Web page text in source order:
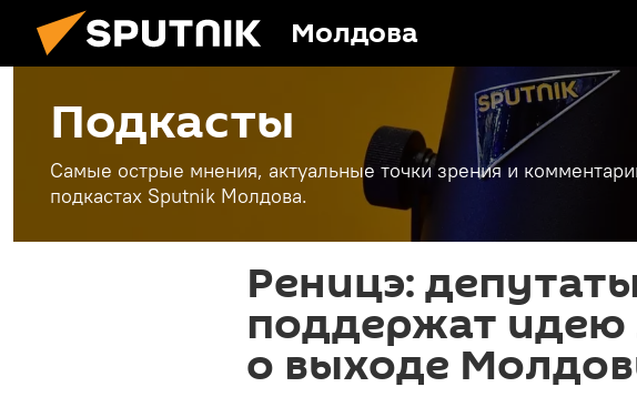
Молдова
Подкасты
Самые острые мнения, актуальные точки зрения и
подкастах Sputnik Молдова.
Реницэ:
поддержат идею
о выходе